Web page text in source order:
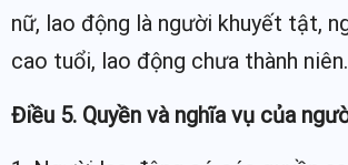
nữ, lao động là người khuyết tật,
cao tuổi, lao động chưa thành niên.
Điều 5. Quyền và nghĩa vụ của